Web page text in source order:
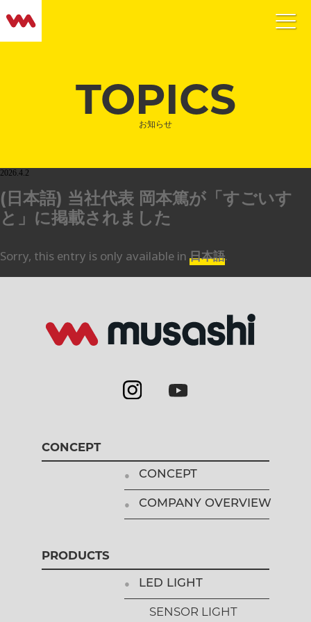
TOPICS
お知らせ
2026.4.2
(日本語) 当社代表 岡本篤が「すごいす
と」に掲載されました
Sorry, this entry is only available in 日本語.
CONCEPT
CONCEPT
COMPANY OVERVIEW
PRODUCTS
LED LIGHT
SENSOR LIGHT